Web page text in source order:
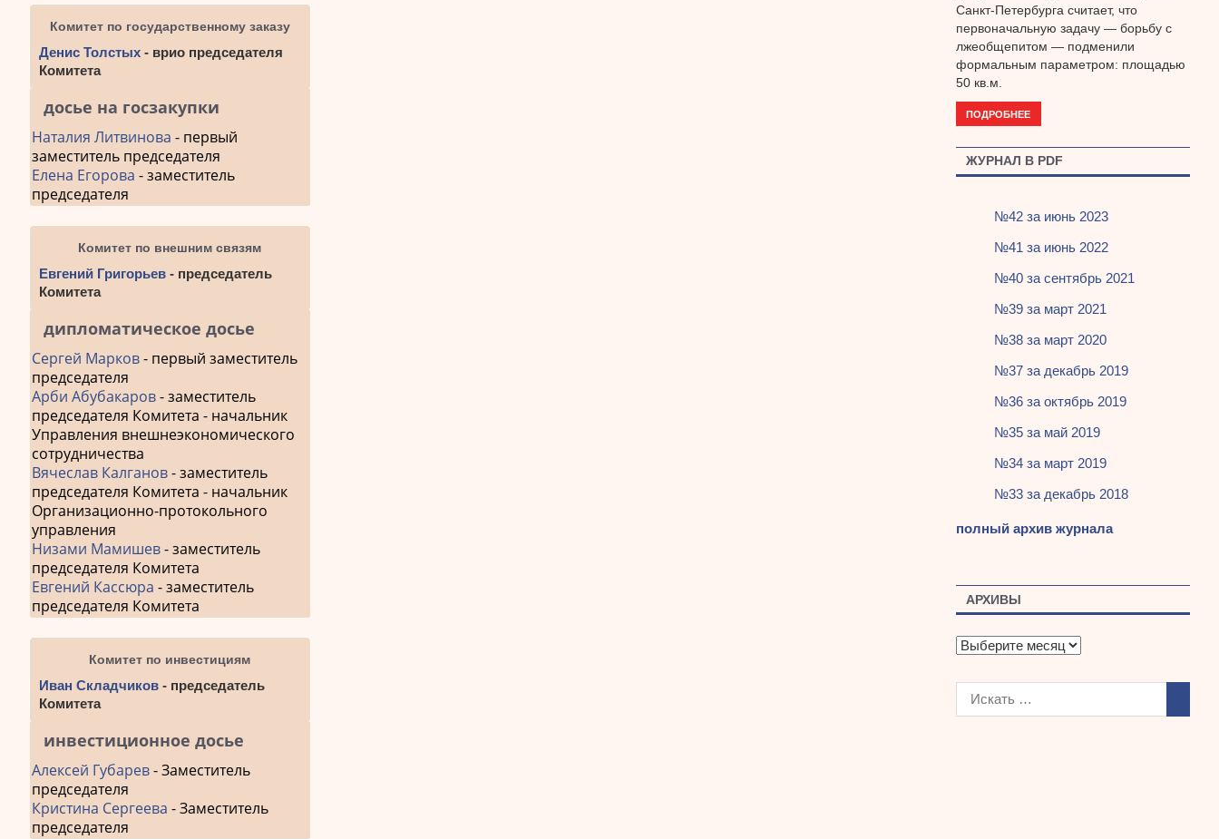
Комитет по государственному заказу
Денис Толстых - врио председателя
Комитета
досье на госзакупки
Наталия Литвинова - первый
заместитель председателя
Елена Егорова - заместитель
председателя
Комитет по внешним связям
Евгений Григорьев - председатель
Комитета
дипломатическое досье
Сергей Марков- первый заместитель
председателя
Арби Абубакаров- заместитель
председателя Комитета - начальник
Управления внешнеэкономического
сотрудничества
Вячеслав Калганов- заместитель
председателя Комитета - начальник
Организационно-протокольного
управления
Низами Мамишев- заместитель
председателя Комитета
Евгений Кассюра - заместитель
председателя Комитета
Комитет по инвестициям
Иван Складчиков - председатель
Комитета
инвестиционное досье
Алексей Губарев- Заместитель
председателя
Кристина Сергеева - Заместитель
председателя
Санкт-Петербурга считает, что
первоначальную задачу — борьбу с
лжеобщепитом — подменили
формальным параметром: площадью
50 кв.м.
ПОДРОБНЕЕ
ЖУРНАЛ В PDF
№42 за июнь 2023
№41 за июнь 2022
№40 за сентябрь 2021
№39 за март 2021
№38 за март 2020
№37 за декабрь 2019
№36 за октябрь 2019
№35 за май 2019
№34 за март 2019
№33 за декабрь 2018
полный архив журнала
АРХИВЫ
А
х
в